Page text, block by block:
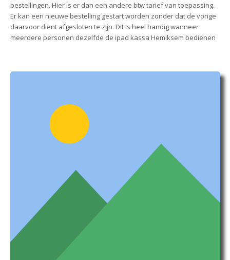
bestellingen. Hier is er dan een andere btw tarief van toepassing.
Er kan een nieuwe bestelling gestart worden zonder dat de vorige
daarvoor dient afgesloten te zijn. Dit is heel handig wanneer
meerdere personen dezelfde de ipad kassa Hemiksem bedienen